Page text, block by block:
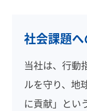
社会課題
当社は、行動
ルを守り、地
に貢献」とい